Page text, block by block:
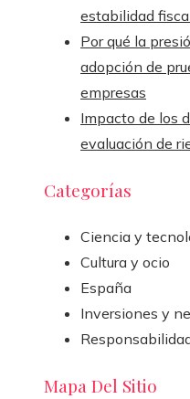
estabilidad
Por qué la
adopción de
empresas
Impacto de los
evaluación de
Categorías
Ciencia y
Cultura y ocio
España
Inversiones y
Mapa Del Sitio